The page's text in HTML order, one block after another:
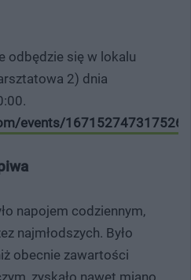
odbędzie się w lokalu
2) dnia
events/167152747317526/
napojem codziennym,
najmłodszych. Było
obecnie zawartości